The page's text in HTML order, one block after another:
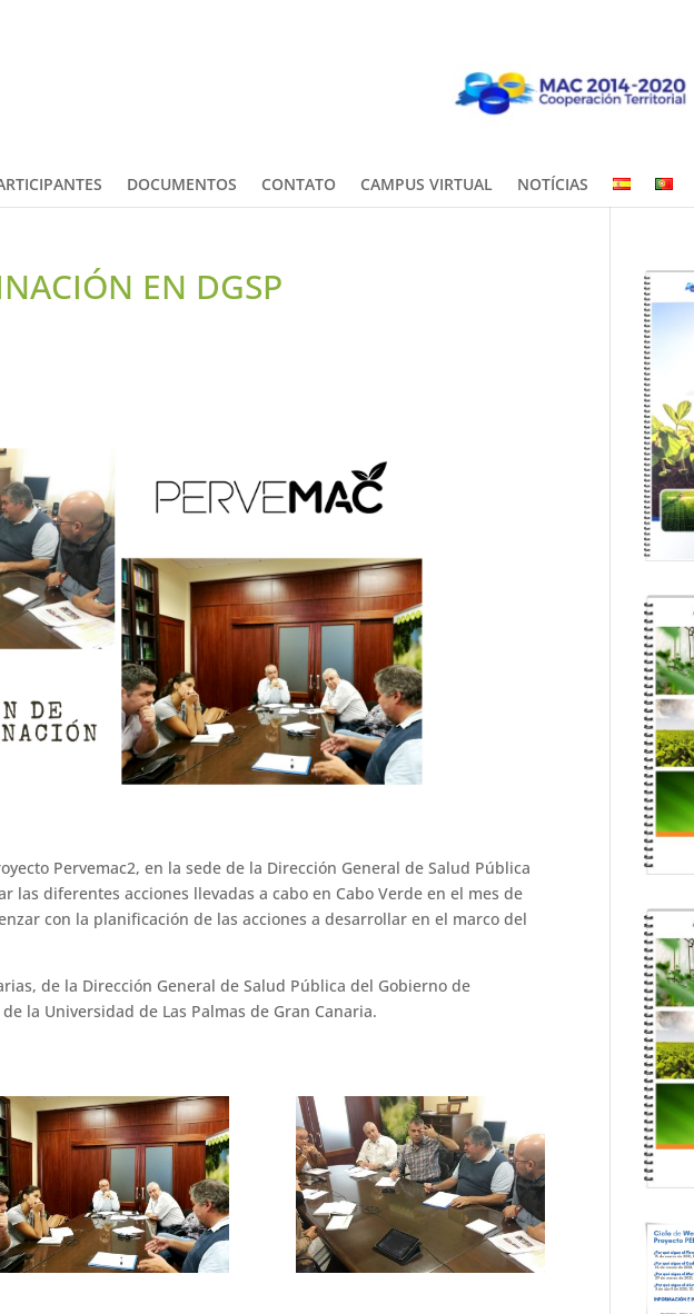
DOCUMENTOS CONTATO CAMPUS VIRTUAL NOTÍCIAS
EN DGSP
Pervemac2, en la sede de la Dirección General de Salud Pública
las diferentes acciones llevadas a cabo en Cabo Verde en el mes de
con la planificación de las acciones a desarrollar en el marco del
de la Dirección General de Salud Pública del Gobierno de
la Universidad de Las Palmas de Gran Canaria.